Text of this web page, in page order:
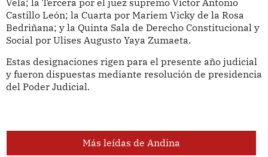
Castillo León; la Cuarta por Mariem Vicky de la Rosa
Bedriñana; y la Quinta Sala de Derecho Constitucional y
Social por Ulises Augusto Yaya Zumaeta.
Estas designaciones rigen para el presente año judicial
y fueron dispuestas mediante resolución de presidencia
del Poder Judicial.
Más leídas de Andina